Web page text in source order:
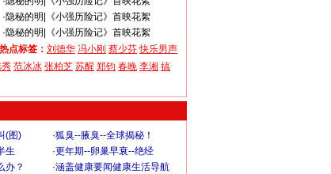
·隐秘的明
《小强历险记》首映花絮
·隐秘的明
《小强历险记》首映花絮
热点标签： 刘德华 冯小刚 蔡少芬 快乐男声
范冰冰 张柏芝 苏醒 郑钧 春晚 李湘 搞
(图) ·狐臭--腋臭--全球揭秘！
生 ·更年期--卵巢早衰--绝经
办？ ·涵盖健康要闻健康生活导航